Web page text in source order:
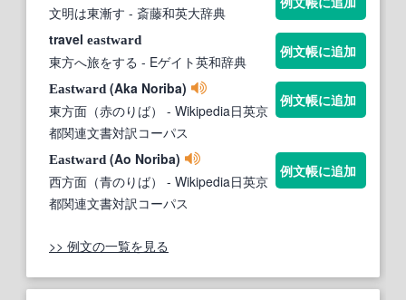
文明は東漸す - 斎藤和英大辞典
travel eastward
東方へ旅をする - Eゲイト英和辞典
例文帳に追加
Eastward (Aka Noriba)
東方面（赤のりば）
- Wikipedia日英京
都関連文書対訳コーパス
例文帳に追加
Eastward (Ao Noriba)
西方面（青のりば）
- Wikipedia日英京
都関連文書対訳コーパス
例文帳に追加
>> 例文の一覧を見る